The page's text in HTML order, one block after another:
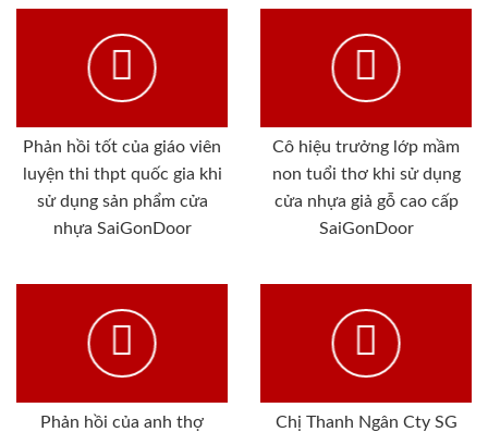
Phản hồi tốt của giáo viên
luyện thi thpt quốc gia khi
sử dụng sản phẩm cửa
nhựa SaiGonDoor
Cô hiệu trưởng lớp mầm
non tuổi thơ khi sử dụng
cửa nhựa giả gỗ cao cấp
SaiGonDoor
Phản hồi của anh thợ
Chị Thanh Ngân Cty SG